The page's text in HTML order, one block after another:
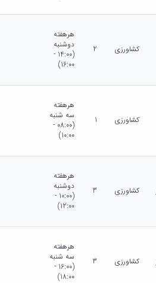
کشاورزی 2
هرهفته
دوشنبه
(14:00 -
16:00)
کشاورزی 1
هرهفته
سه شنبه
(08:00 -
10:00)
کشاورزی 3
هرهفته
دوشنبه
(10:00 -
12:00)
کشاورزی 3
هرهفته
سه شنبه
(16:00 -
18:00)